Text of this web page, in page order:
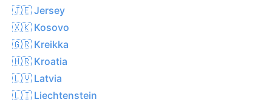
🇯🇪 Jersey
🇽🇰 Kosovo
🇬🇷 Kreikka
🇭🇷 Kroatia
🇱🇻 Latvia
🇱🇮 Liechtenstein